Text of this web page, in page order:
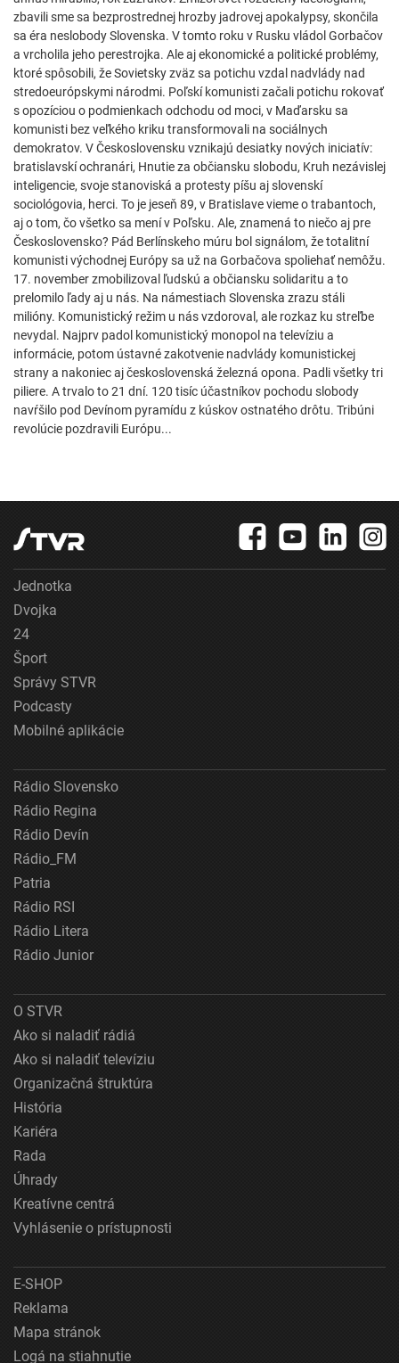
zbavili sme sa bezprostrednej hrozby jadrovej apokalypsy, skončila
sa éra neslobody Slovenska. V tomto roku v Rusku vládol Gorbačov
a vrcholila jeho perestrojka. Ale aj ekonomické a politické problémy,
ktoré spôsobili, že Sovietsky zväz sa potichu vzdal nadvlády nad
stredoeurópskymi národmi. Poľskí komunisti začali potichu rokovať
s opozíciou o podmienkach odchodu od moci, v Maďarsku sa
komunisti bez veľkého kriku transformovali na sociálnych
demokratov. V Československu vznikajú desiatky nových iniciatív:
bratislavskí ochranári, Hnutie za občiansku slobodu, Kruh nezávislej
inteligencie, svoje stanoviská a protesty píšu aj slovenskí
sociológovia, herci. To je jeseň 89, v Bratislave vieme o trabantoch,
aj o tom, čo všetko sa mení v Poľsku. Ale, znamená to niečo aj pre
Československo? Pád Berlínskeho múru bol signálom, že totalitní
komunisti východnej Európy sa už na Gorbačova spoliehať nemôžu.
17. november zmobilizoval ľudskú a občiansku solidaritu a to
prelomilo ľady aj u nás. Na námestiach Slovenska zrazu stáli
milióny. Komunistický režim u nás vzdoroval, ale rozkaz ku streľbe
nevydal. Najprv padol komunistický monopol na televíziu a
informácie, potom ústavné zakotvenie nadvlády komunistickej
strany a nakoniec aj československá železná opona. Padli všetky tri
piliere. A trvalo to 21 dní. 120 tisíc účastníkov pochodu slobody
navŕšilo pod Devínom pyramídu z kúskov ostnatého drôtu. Tribúni
revolúcie pozdravili Európu...
Jednotka
Dvojka
24
Šport
Správy STVR
Podcasty
Mobilné aplikácie
Rádio Slovensko
Rádio Regina
Rádio Devín
Rádio_FM
Patria
Rádio RSI
Rádio Litera
Rádio Junior
O STVR
Ako si naladiť rádiá
Ako si naladiť televíziu
Organizačná štruktúra
História
Kariéra
Rada
Úhrady
Kreatívne centrá
Vyhlásenie o prístupnosti
E-SHOP
Reklama
Mapa stránok
Logá na stiahnutie